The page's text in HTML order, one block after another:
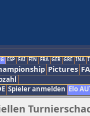
ESP FAI FIN FRA GER GRE INA
Pictures
Spieler anmelden Elo